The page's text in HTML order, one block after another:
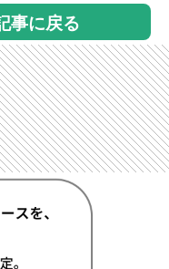
事に戻る